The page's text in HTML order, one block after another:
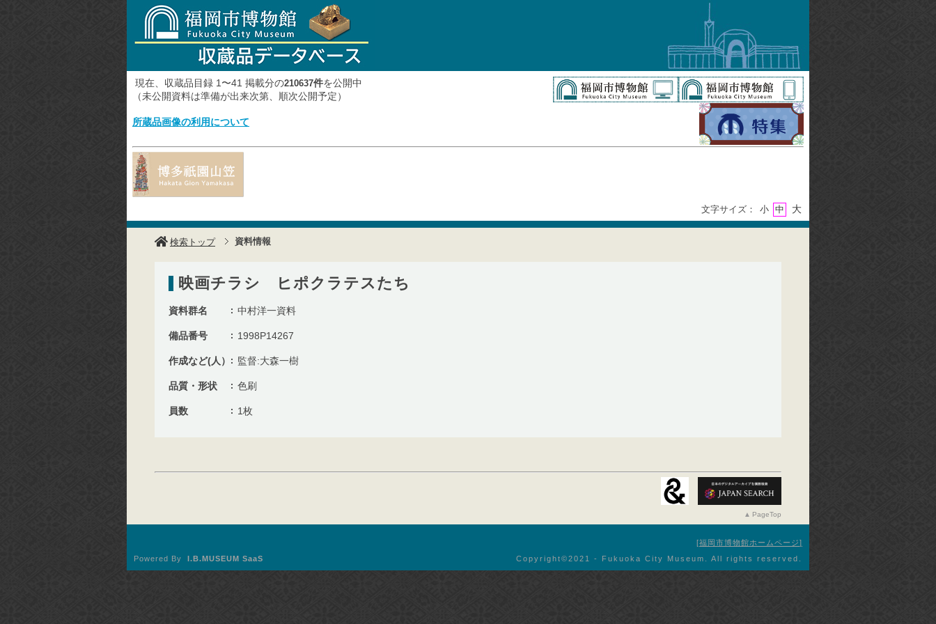
現在、収蔵品目録 1〜41 掲載分の210637件を公開中
（未公開資料は準備が出来次第、順次公開予定）
所蔵品画像の利用について
文字サイズ： 小 中 大
検索トップ 資料情報
映画チラシ ヒポクラテスたち
資料群名 中村洋一資料
備品番号 1998P14267
作成など(人） 監督:大森一樹
品質・形状 色刷
員数 1枚
PageTop
福岡市博物館ホームページ
Copyright©︎2021 - Fukuoka City Museum. All rights reserved.
Powered By I.B.MUSEUM SaaS